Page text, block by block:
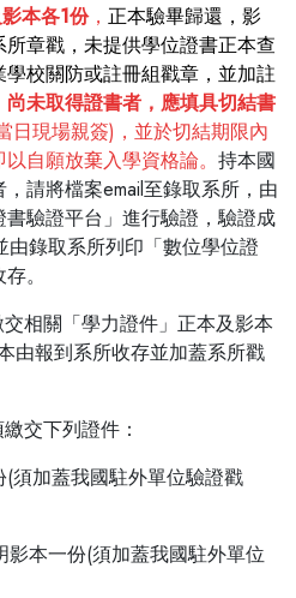
本各1份， 正本驗畢歸還，影
章戳，未提供學位證書正本查
校關防或註冊組戳章，並加註
尚未取得證書者，應填具切結書
日現場親簽)，並於切結期限內
自願放棄入學資格論。 持本國
，請將檔案email至錄取系所，由
驗證平台」進行驗證，驗證成
由錄取系所列印「數位學位證
。
相關「學力證件」正本及影本
由報到系所收存並加蓋系所戳
交下列證件：
須加蓋我國駐外單位驗證戳
影本一份(須加蓋我國駐外單位